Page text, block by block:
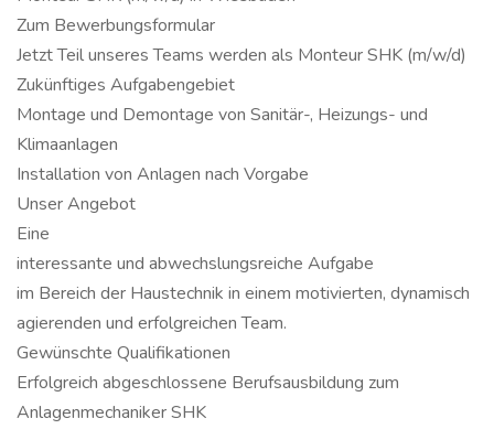
Zum Bewerbungsformular
Jetzt Teil unseres Teams werden als Monteur SHK (m/w/d)
Zukünftiges Aufgabengebiet
Montage und Demontage von Sanitär-, Heizungs- und
Klimaanlagen
Installation von Anlagen nach Vorgabe
Unser Angebot
Eine
interessante und abwechslungsreiche Aufgabe
im Bereich der Haustechnik in einem motivierten, dynamisch
agierenden und erfolgreichen Team.
Gewünschte Qualifikationen
Erfolgreich abgeschlossene Berufsausbildung zum
Anlagenmechaniker SHK